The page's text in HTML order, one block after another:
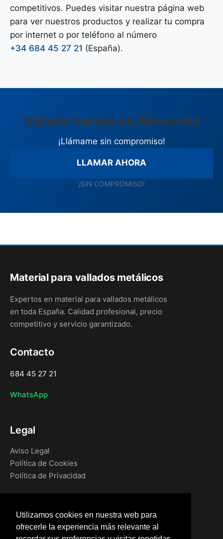
Utilizamos cookies en nuestra web para
ofrecerle la experiencia más relevante al
competitivos. Puedes visitar nuestra página web
para ver nuestros productos y realizar tu compra
por internet o por teléfono al número
+34 684 45 27 21 (España).
Vallado barato en Abrucena
¡Llámame sin compromiso!
LLAMAR AHORA
¡SIN COMPROMISO!
Material para vallados metálicos
Expertos en material para vallados metálicos
en toda España. Calidad profesional, precio
competitivo y servicio garantizado.
Contacto
684 45 27 21
WhatsApp
Legal
Aviso Legal
Política de Cookies
Política de Privacidad
Inicio
Blog